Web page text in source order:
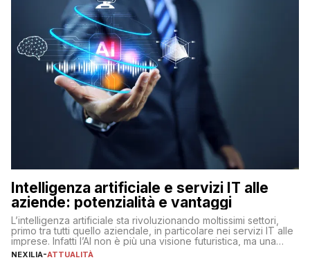
Intelligenza artificiale e servizi IT alle
aziende: potenzialità e vantaggi
L’intelligenza artificiale sta rivoluzionando moltissimi settori,
primo tra tutti quello aziendale, in particolare nei servizi IT alle
imprese. Infatti l’AI non è più una visione futuristica, ma una
realtà operativa che sta portando a un cambio significativo in
NEXILIA-ATTUALITÀ